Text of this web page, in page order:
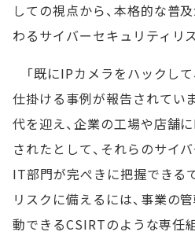
しての視点から、本格的な普
わるサイバーセキュリティリ
「既にIPカメラをハックし
仕掛ける事例が報告されてい
代を迎え、企業の工場や店舗
されたとして、それらのサイ
IT部門が完ぺきに把握でき
リスクに備えるには、事業の
動できるCSIRTのような専任